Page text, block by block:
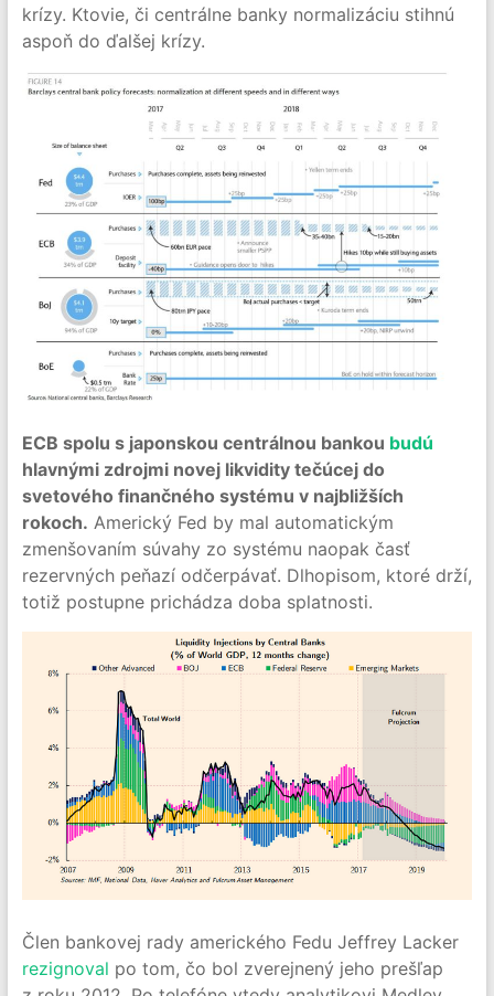
krízy. Ktovie, či centrálne banky normalizáciu stihnú
aspoň do ďalšej krízy.
ECB spolu s japonskou centrálnou bankou budú
hlavnými zdrojmi novej likvidity tečúcej do
svetového finančného systému v najbližších
rokoch. Americký Fed by mal automatickým
zmenšovaním súvahy zo systému naopak časť
rezervných peňazí odčerpávať. Dlhopisom, ktoré drží,
totiž postupne prichádza doba splatnosti.
Člen bankovej rady amerického Fedu Jeffrey Lacker
rezignoval po tom, čo bol zverejnený jeho prešľap